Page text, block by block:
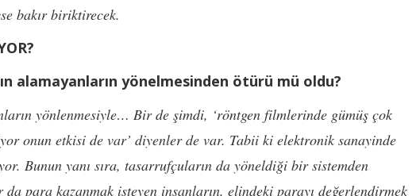
bakır biriktirecek.
alamayanların yönelmesinden ötürü mü oldu?
yönlenmesiyle… Bir de şimdi, ‘röntgen filmlerinde gümüş çok
onun etkisi de var’ diyenler de var. Tabii ki elektronik sanayinde
Bunun yanı sıra, tasarrufçuların da yöneldiği bir sistemden
para kazanmak isteyen insanların, elindeki parayı değerlendirmek